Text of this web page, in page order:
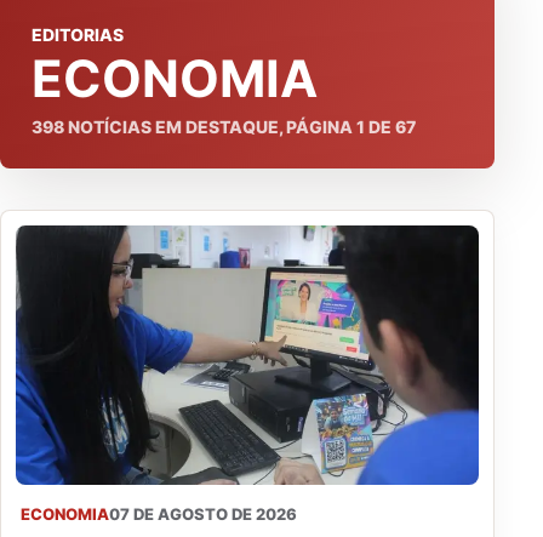
EDITORIAS
ECONOMIA
398NOTÍCIAS EM DESTAQUE, PÁGINA 1 DE 67
ECONOMIA07 DE AGOSTO DE 2026